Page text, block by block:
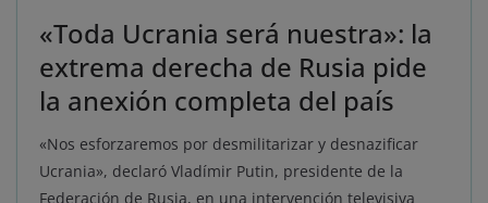
«Toda Ucrania será nuestra»: la
extrema derecha de Rusia pide
la anexión completa del país
«Nos esforzaremos por desmilitarizar y desnazificar
Ucrania», declaró Vladímir Putin, presidente de la
Federación de Rusia, en una intervención televisiva